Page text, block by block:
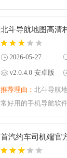
2026-05-27
v2.0.4.0 安卓版
推荐理由： 北斗导航
常好用的手机导航软
里都有，性能更加强